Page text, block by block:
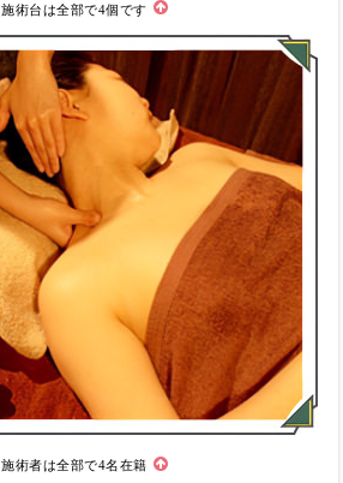
施術台は全部で4個です
施術者は全部で4名在籍